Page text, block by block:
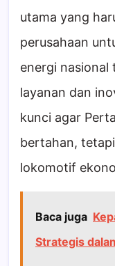
utama yang
perusahaan
energi nasional
layanan dan
kunci agar
bertahan,
lokomotif
Baca juga
Strategis